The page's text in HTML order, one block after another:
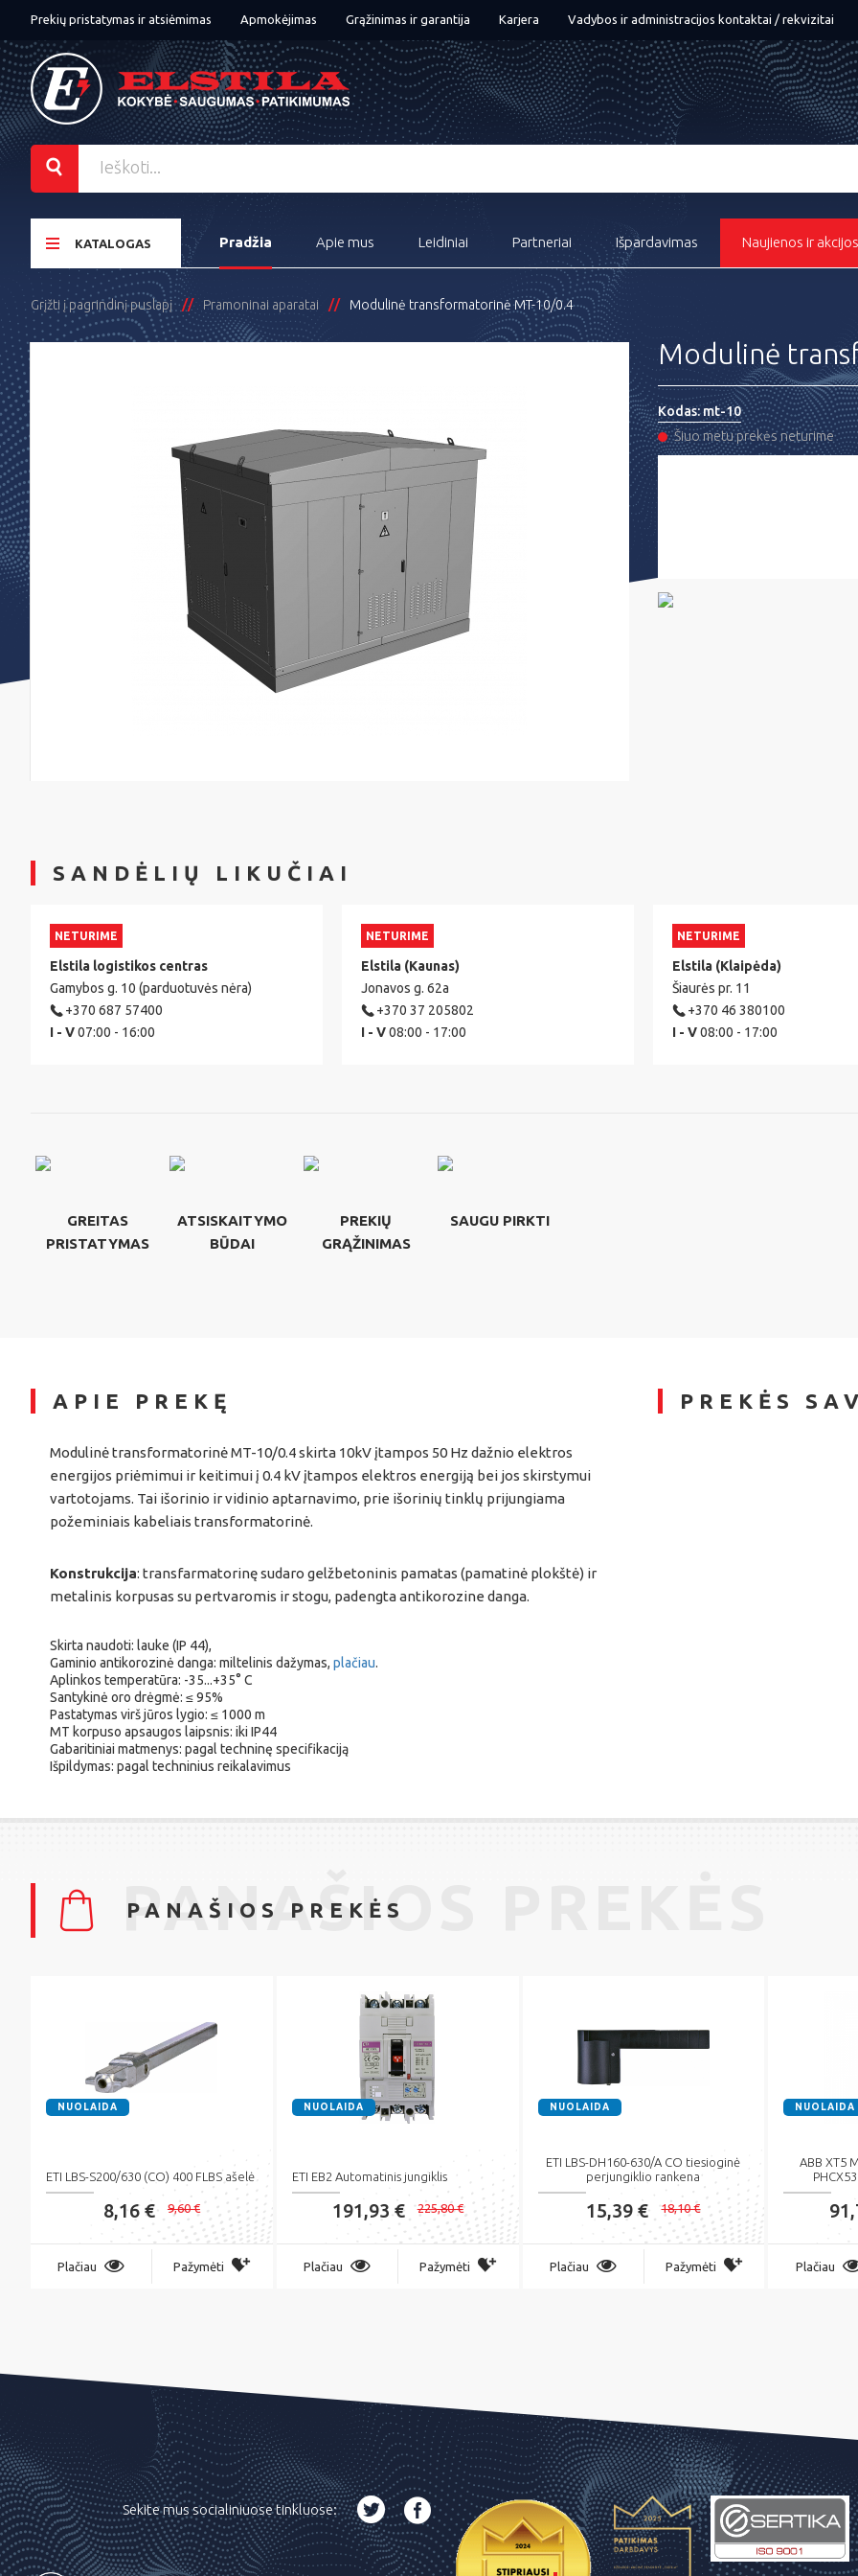
Prekių pristatymas ir atsiėmimas Apmokėjimas Grąžinimas ir garantija Karjera Vadybos ir administracijos kontaktai / rekvizitai
KATALOGAS Pradžia Apie mus Leidiniai Partneriai Išpardavimas Naujienos ir akcijos
Grįžti į pagrindinį puslapį Pramoninai aparatai Modulinė transformatorinė MT-10/0.4
Modulinė
Kodas:mt-10
Šiuo metu prekės neturime
SANDĖLIŲ LIKUČIAI
NETURIME
Elstila logistikos centras
Gamybos g. 10 (parduotuvės nėra)
+370 687 57400
I - V07:00 - 16:00
NETURIME
Elstila (Kaunas)
Jonavos g. 62a
+370 37 205802
I - V08:00 - 17:00
NETURIME
Elstila (Klaipėda)
Šiaurės pr. 11
+370 46 380100
I - V08:00 - 17:00
GREITAS
PRISTATYMAS
ATSISKAITYMO
BŪDAI
PREKIŲ
GRĄŽINIMAS
SAUGU PIRKTI
APIE PREKĘ
Modulinė transformatorinė MT-10/0.4 skirta 10kV įtampos 50 Hz dažnio elektros
energijos priėmimui ir keitimui į 0.4 kV įtampos elektros energiją bei jos skirstymui
vartotojams. Tai išorinio ir vidinio aptarnavimo, prie išorinių tinklų prijungiama
požeminiais kabeliais transformatorinė.
Konstrukcija: transfarmatorinę sudaro gelžbetoninis pamatas (pamatinė plokštė) ir
metalinis korpusas su pertvaromis ir stogu, padengta antikorozine danga.
Skirta naudoti: lauke (IP 44),
Gaminio antikorozinė danga: miltelinis dažymas, plačiau.
Aplinkos temperatūra: -35...+35° C
Santykinė oro drėgmė: ≤ 95%
Pastatymas virš jūros lygio: ≤ 1000 m
MT korpuso apsaugos laipsnis: iki IP44
Gabaritiniai matmenys: pagal techninę specifikaciją
Išpildymas: pagal techninius reikalavimus
PREKĖS
PANAŠIOS PREKĖS
PANAŠIOS PREKĖS
NUOLAIDA
ETI LBS-S200/630 (CO) 400 FLBS ašelė
8,16 € 9,60 €
Plačiau Pažymėti
NUOLAIDA
ETI EB2 Automatinis jungiklis
191,93 € 225,80 €
Plačiau Pažymėti
NUOLAIDA
ETI LBS-DH160-630/A CO tiesioginė
perjungiklio rankena
15,39 € 18,10 €
Plačiau Pažymėti
NUOLAIDA
ABB XT5
Plačiau
Sekite mus socialiniuose tinkluose: